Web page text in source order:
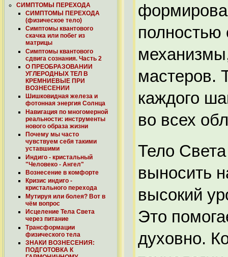
СИМПТОМЫ ПЕРЕХОДА
СИМПТОМЫ ПЕРЕХОДА
(физическое тело)
Симптомы квантового
скачка или побег из
матрицы
Симптомы квантового
сдвига сознания. Часть 2
О ПРЕОБРАЗОВАНИИ
УГЛЕРОДНЫХ ТЕЛ В
КРЕМНИЕВЫЕ ПРИ
ВОЗНЕСЕНИИ
Шишковидная железа и
фотонная энергия Солнца
Навигация по многомерной
реальности: инструменты
нового образа жизни
Почему мы часто
чувствуем себя такими
уставшими
Индиго - кристальный
"Человеко - Ангел"
Вознесение в комфорте
Кризис индиго -
кристального перехода
Мутируя или болея? Вот в
чём вопрос
Исцеление Тела Света
через питание
Трансформации
физического тела
ЗНАКИ ВОЗНЕСЕНИЯ:
ПОДГОТОВКА К
мастеров.
каждого
во всех
Тело
выносить
высокий
Это
духовно.